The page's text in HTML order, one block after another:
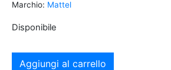
Marchio: Mattel
Disponibile
Aggiungi al carrello